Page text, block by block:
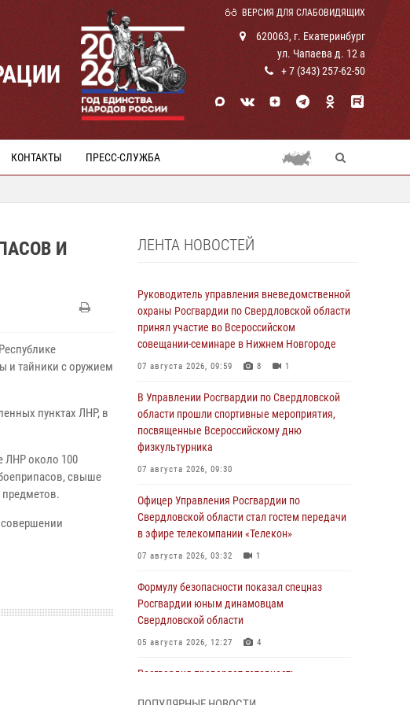
ВЕРСИЯ ДЛЯ СЛАБОВИДЯЩИХ
620063, г. Екатеринбург
ул. Чапаева д. 12 а
+ 7 (343) 257-62-50
КОНТАКТЫ ПРЕСС-СЛУЖБА
И
и тайники с оружием
пунктах ЛНР, в
ЛНР около 100
свыше
предметов.
ЛЕНТА НОВОСТЕЙ
Руководитель управления вневедомственной
охраны Росгвардии по Свердловской области
принял участие во Всероссийском
совещании-семинаре в Нижнем Новгороде
07 августа 2026, 09:59 8 1
В Управлении Росгвардии по Свердловской
области прошли спортивные мероприятия,
посвященные Всероссийскому дню
физкультурника
07 августа 2026, 09:30
Офицер Управления Росгвардии по
Свердловской области стал гостем передачи
в эфире телекомпании «Телекон»
07 августа 2026, 03:32 1
Формулу безопасности показал спецназ
Росгвардии юным динамовцам
Свердловской области
05 августа 2026, 12:27 4
Росгвардия проверяет готовность